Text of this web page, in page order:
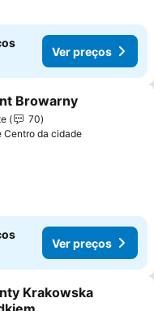
Ver preços
aos favoritos
Browarny
70
Centro da cidade
Ver preços
aos favoritos
Krakowska